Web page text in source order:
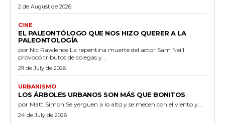
2 de August de 2026
CINE
EL PALEONTÓLOGO QUE NOS HIZO QUERER A LA
PALEONTOLOGÍA
por Nic Rawlence La repentina muerte del actor Sam Neill
provocó tributos de colegas y...
29 de July de 2026
URBANISMO
LOS ÁRBOLES URBANOS SON MÁS QUE BONITOS
por Matt Simon Se yerguen a lo alto y se mecen con el viento y...
24 de July de 2026